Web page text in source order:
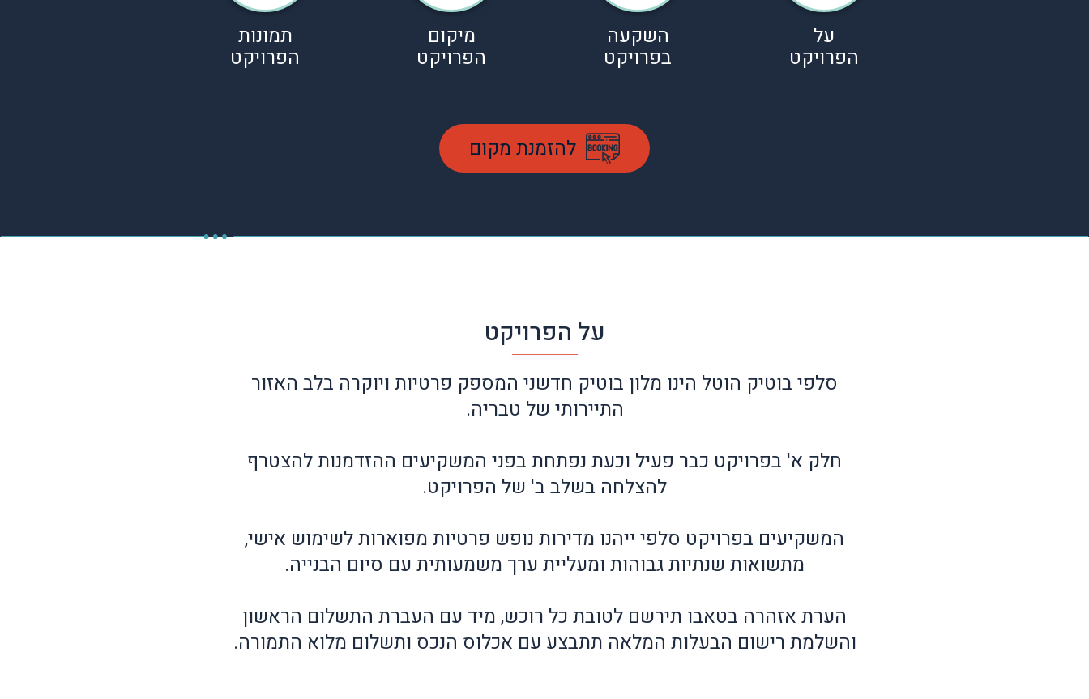
על
הפרויקט
השקעה
בפרויקט
מיקום
הפרויקט
תמונות
הפרויקט
להזמנת מקום
על הפרויקט
סלפי בוטיק הוטל הינו מלון בוטיק חדשני המספק פרטיות ויוקרה בלב האזור
התיירותי של טבריה.
חלק א' בפרויקט כבר פעיל וכעת נפתחת בפני המשקיעים ההזדמנות להצטרף
להצלחה בשלב ב' של הפרויקט.
המשקיעים בפרויקט סלפי ייהנו מדירות נופש פרטיות מפוארות לשימוש אישי,
מתשואות שנתיות גבוהות ומעליית ערך משמעותית עם סיום הבנייה.
הערת אזהרה בטאבו תירשם לטובת כל רוכש, מיד עם העברת התשלום הראשון
והשלמת רישום הבעלות המלאה תתבצע עם אכלוס הנכס ותשלום מלוא התמורה.